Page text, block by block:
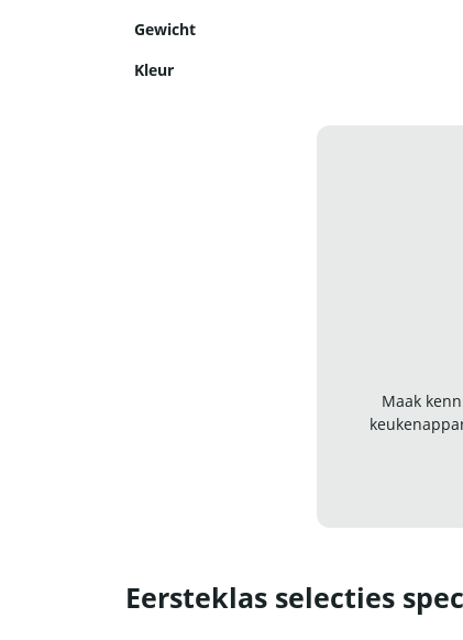
Gewicht
Kleur
Maak
Eersteklas selecties